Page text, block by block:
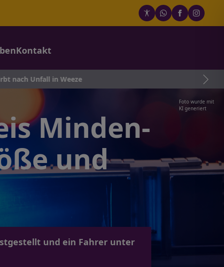
Kontakt
in Weeze
Foto wurde mit
KI generiert
Minden-
und
und ein Fahrer unter